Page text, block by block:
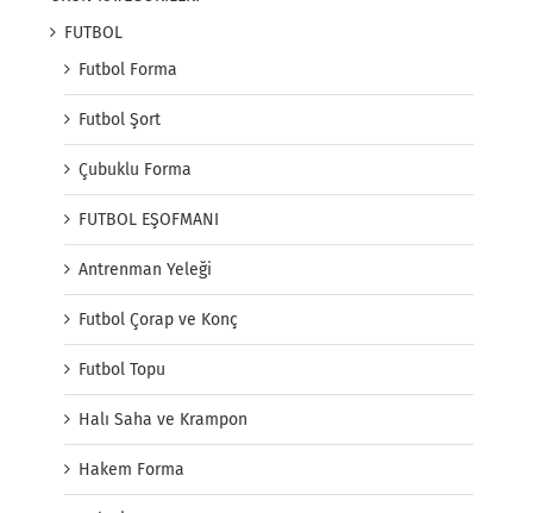
FUTBOL
Futbol Forma
Futbol Şort
Çubuklu Forma
FUTBOL EŞOFMANI
Antrenman Yeleği
Futbol Çorap ve Konç
Futbol Topu
Halı Saha ve Krampon
Hakem Forma